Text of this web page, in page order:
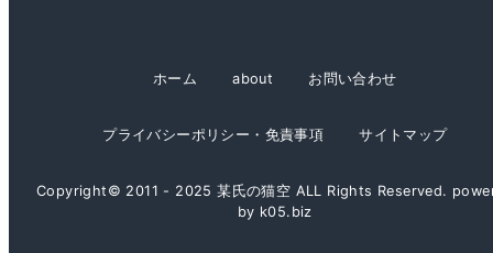
ホーム about お問い合わせ
プライバシーポリシー・免責事項 サイトマップ
Copyright© 2011 - 2025 某氏の猫空 ALL Rights Reserved.
by k05.biz